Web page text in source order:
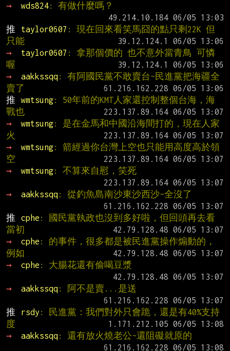
→
wds824: 有做什麼嗎？
推
taylor0607 : 現在回來看笑馬囧的點只剩22K 但
只能
→
taylor0607 : 拿那個價的 也不意外當青鳥 可憐
喔
→
aakkssqq: 有阿國民黨不敢賣台~民進黨把海疆全
賣了
推
wmtsung: 50年前的KMT人家還控制整個台海，海
戰也
→
wmtsung: 是在金馬和中國沿海間打的，現在人家
火
→
wmtsung: 箭經過你台灣上空也只能用高度高於領
空
→
wmtsung: 不算來自慰，笑死
→
aakkssqq: 從釣魚島南沙東沙西沙~全沒了
推
cphe : 國民黨執政也沒到多好啦，但回頭再去看
當初
→
cphe : 的事件，很多都是被民進黨操作煽動的，
例如
→
cphe : 大腸花還有偷喝豆漿
→
aakkssqq: 阿不是賣...是送
推
rsdy : 民進黨：我們對外只會跪，還是有40%支持
度
→
aakkssqq: 還有放火燒老公~還阻礙就原的